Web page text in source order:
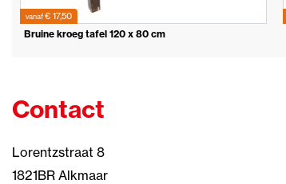
vanaf€ 17,50
Bruine kroeg tafel 120 x 80 cm
Contact
Lorentzstraat 8
1821BR Alkmaar